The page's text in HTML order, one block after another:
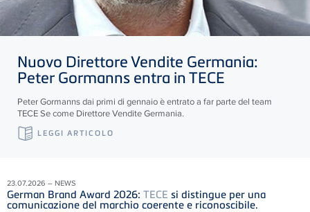
Nuovo Direttore Vendite Germania:
Peter Gormanns entra inTECE
Peter Gormanns dai primi di gennaio è entrato a far parte del team
TECESe come Direttore Vendite Germania.
LEGGI ARTICOLO
23.07.2026 – NEWS
German Brand Award 2026: TECE si distingue per una
comunicazione del marchio coerente e riconoscibile.